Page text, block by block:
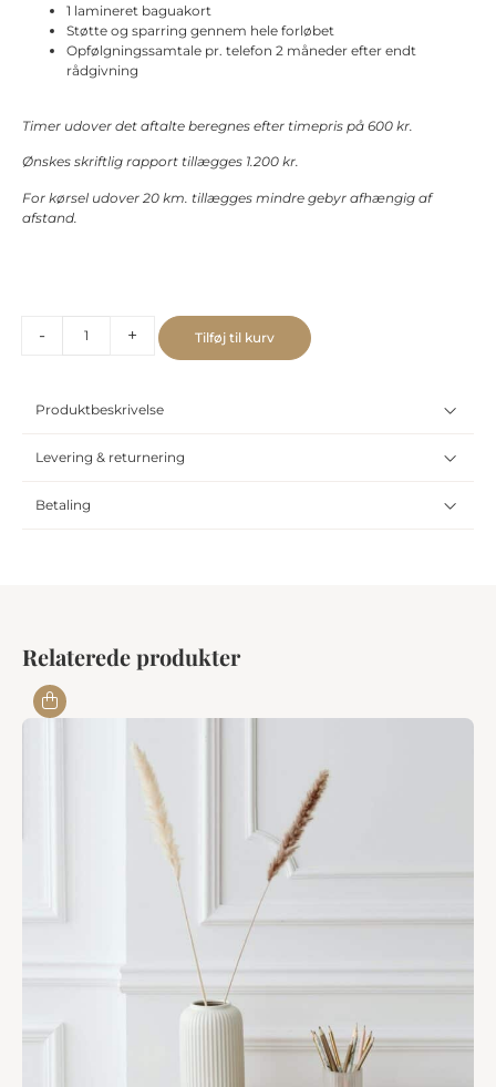
1 lamineret baguakort
Støtte og sparring gennem hele forløbet
Opfølgningssamtale pr. telefon 2 måneder efter endt
rådgivning
Timer udover det aftalte beregnes efter timepris på 600 kr.
Ønskes skriftlig rapport tillægges 1.200 kr.
For kørsel udover 20 km. tillægges mindre gebyr afhængig af
afstand.
- + Tilføj til kurv
Produktbeskrivelse
Levering & returnering
Betaling
Relaterede produkter